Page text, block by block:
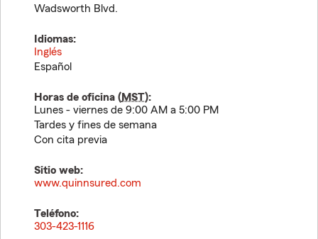
Wadsworth Blvd.
Idiomas:
Inglés
Español
Horas de oficina (MST):
Lunes - viernes de 9:00 AM a 5:00 PM
Tardes y fines de semana
Con cita previa
Sitio web:
www.quinnsured.com
Teléfono:
303-423-1116